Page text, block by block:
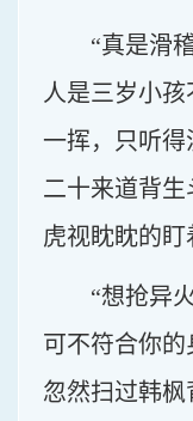
“真是滑
人是三岁小
一挥，只听
二十来道背生
虎视眈眈的盯
“想抢异
可不符合你
忽然扫过韩枫